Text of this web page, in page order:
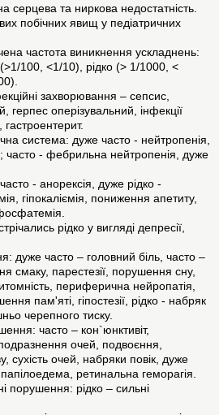
серцева та ниркова недостатність.
побічних явищ у педіатричних
частота виникнення ускладнень:
100, <1/10), рідко (> 1/1000, <
захворювання – сепсис,
герпес оперізувальний, інфекції
система: дуже часто - нейтропенія,
часто - фебрильна нейтропенія, дуже
- анорексія, дуже рідко -
гіпокаліємія, пониження апетиту,
рідко у вигляді депресії,
дуже часто – головний біль, часто –
смаку, парестезії, порушення сну,
периферична нейропатія,
пам'яті, гіпостезії, рідко - набряк
черепного тиску.
часто – кон`юнктивіт,
очей, подвоєння,
сухість очей, набряки повік, дуже
ретинальна геморагія.
порушення: рідко – сильні